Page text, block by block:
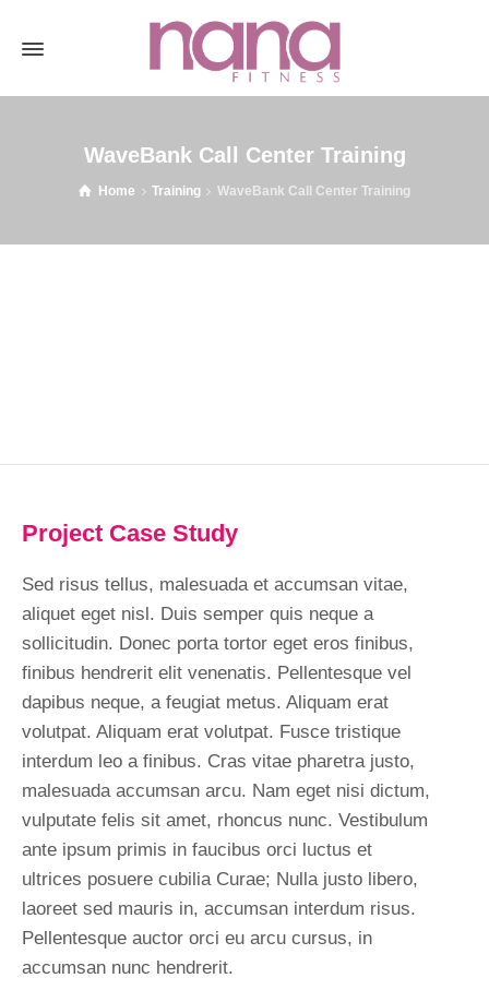
WaveBank Call Center Training
Home Training WaveBank Call Center Training
Project Case Study
Sed risus tellus, malesuada et accumsan vitae,
aliquet eget nisl. Duis semper quis neque a
sollicitudin. Donec porta tortor eget eros finibus,
finibus hendrerit elit venenatis. Pellentesque vel
dapibus neque, a feugiat metus. Aliquam erat
volutpat. Aliquam erat volutpat. Fusce tristique
interdum leo a finibus. Cras vitae pharetra justo,
malesuada accumsan arcu. Nam eget nisi dictum,
vulputate felis sit amet, rhoncus nunc. Vestibulum
ante ipsum primis in faucibus orci luctus et
ultrices posuere cubilia Curae; Nulla justo libero,
laoreet sed mauris in, accumsan interdum risus.
Pellentesque auctor orci eu arcu cursus, in
accumsan nunc hendrerit.